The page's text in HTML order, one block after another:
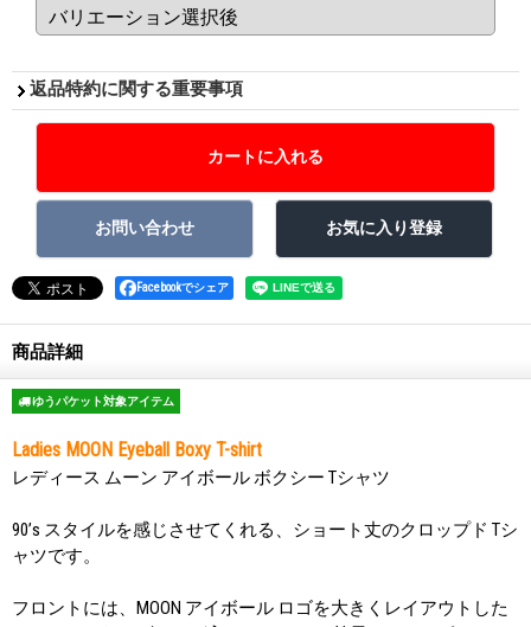
返品特約に関する重要事項
Facebookでシェア
商品詳細
ゆうパケット対象アイテム
Ladies MOON Eyeball Boxy T-shirt
レディース ムーン アイボール ボクシー Tシャツ
90’s スタイルを感じさせてくれる、ショート丈のクロップド Tシ
ャツです。
フロントには、MOON アイボール ロゴを大きくレイアウトした